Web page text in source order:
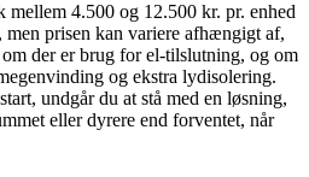
4.500 og 12.500 kr. pr. enhed
prisen kan variere afhængigt af,
der er brug for el-tilslutning, og om
og ekstra lydisolering.
undgår du at stå med en løsning,
eller dyrere end forventet, når